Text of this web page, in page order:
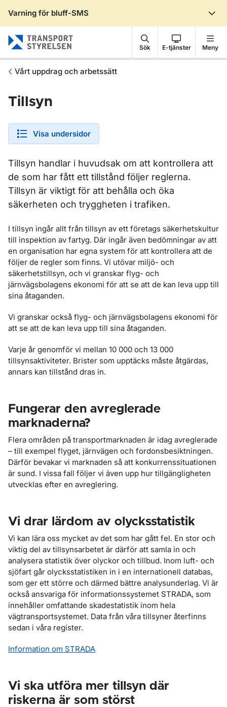
Varning för bluff-SMS
Sök E-tjänster Meny
Vårt uppdrag och arbetssätt
Tillsyn
Visa undersidor
Tillsyn handlar i huvudsak om att kontrollera att
de som har fått ett tillstånd följer reglerna.
Tillsyn är viktigt för att behålla och öka
säkerheten och tryggheten i trafiken.
I tillsyn ingår allt från tillsyn av ett företags säkerhetskultur
till inspektion av fartyg. Där ingår även bedömningar av att
en organisation har egna system för att kontrollera att de
följer de regler som finns. Vi utövar miljö- och
säkerhetstillsyn, och vi granskar flyg- och
järnvägsbolagens ekonomi för att se att de kan leva upp till
sina åtaganden.
Vi granskar också flyg- och järnvägsbolagens ekonomi för
att se att de kan leva upp till sina åtaganden.
Varje år genomför vi mellan 10 000 och 13 000
tillsynsaktiviteter. Brister som upptäcks måste åtgärdas,
annars kan tillstånd dras in.
Fungerar den avreglerade
marknaderna?
Flera områden på transportmarknaden är idag avreglerade
– till exempel flyget, järnvägen och fordonsbesiktningen.
Därför bevakar vi marknaden så att konkurrenssituationen
är sund. I vissa fall följer vi även upp hur tillgängligheten
utvecklas efter en avreglering.
Vi drar lärdom av olycksstatistik
Vi kan lära oss mycket av det som har gått fel. En stor och
viktig del av tillsynsarbetet är därför att samla in och
analysera statistik över olyckor och tillbud. Inom luft- och
sjöfart går olycksstatistiken in i en internationell databas,
som ger ett större och därmed bättre analysunderlag. Vi är
också ansvariga för informationssystemet STRADA, som
innehåller omfattande skadestatistik inom hela
vägtransportsystemet. Data från våra tillsyner återfinns
sedan i våra register.
Information om STRADA
Vi ska utföra mer tillsyn där
riskerna är som störst